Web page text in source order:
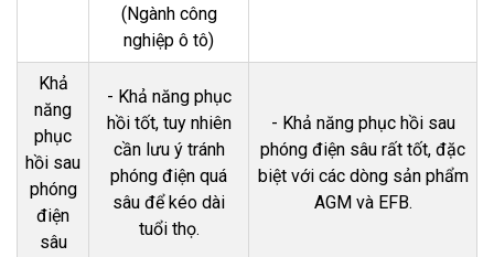
(Ngành công
nghiệp ô tô)
Khả
năng
phục
hồi sau
phóng
điện
sâu
- Khả năng phục
hồi tốt, tuy nhiên
cần lưu ý tránh
phóng điện quá
sâu để kéo dài
tuổi thọ.
- Khả năng phục hồi sau
phóng điện sâu rất tốt, đặc
biệt với các dòng sản phẩm
AGM và EFB.